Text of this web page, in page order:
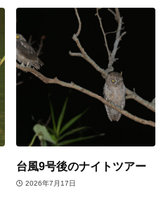
台風9号後のナイトツアー
2026年7月17日